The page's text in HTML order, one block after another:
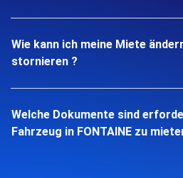
Wie kann ich meine Miete
stornieren ?
Welche Dokumente sind
Fahrzeug in FONTAINE zu